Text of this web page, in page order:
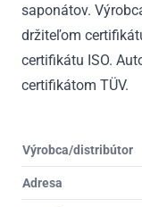
saponátov.
držiteľom
certifikátu ISO.
certifikátom TÜV.
Výrobca/distribútor
Adresa